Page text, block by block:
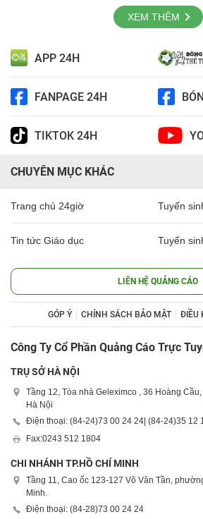
XEM THÊM
APP 24H
FANPAGE 24H
TIKTOK 24H
CHUYÊN MỤC KHÁC
Trang chủ 24giờ Tuyển
Tin tức Giáo dục Tuyển
LIÊN HỆ QUẢNG CÁO
GÓP Ý CHÍNH SÁCH BẢO MẬT ĐIỀU
Công Ty Cổ Phần Quảng Cáo Trực
TRỤ SỞ HÀ NỘI
Tầng 12, Tòa nhà Geleximco , 36 Hoàng
Hà Nội
Điện thoại: (84-24)73 00 24 24 | (84-24)35 12
Fax:0243 512 1804
CHI NHÁNH TP.HỒ CHÍ MINH
Tầng 11, Cao ốc 123-127 Võ Văn Tần,
Minh.
Điện thoại: (84-28)73 00 24 24